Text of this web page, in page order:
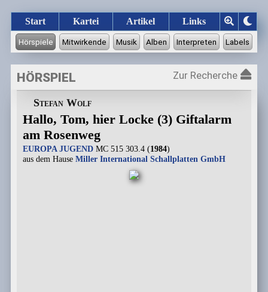
Start Kartei Artikel Links
HÖRSPIEL Zur Recherche
Stefan Wolf
Hallo, Tom, hier Locke (3) Giftalarm
am Rosenweg
EUROPA JUGENDMC 515 303.4 (1984)
aus dem Hause Miller International Schallplatten GmbH